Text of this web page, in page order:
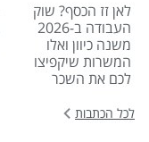
לאן זז הכסף? שוק
העבודה ב-2026
משנה כיוון ואלו
המשרות שיקפיצו
לכם את השכר
לכל הכתבות